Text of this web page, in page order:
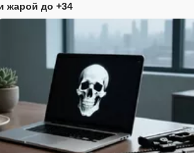
жарой до +34